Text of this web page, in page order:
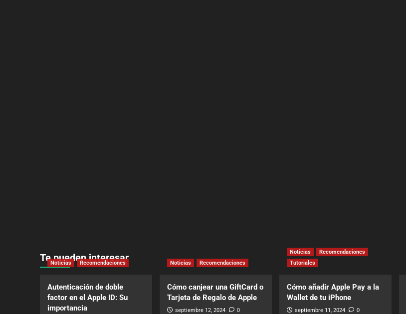
Te pueden interesar
Noticias Recomendaciones
Autenticación de doble
factor en el Apple ID: Su
importancia
Noticias Recomendaciones
Cómo canjear una GiftCard o
Tarjeta de Regalo de Apple
septiembre 12, 2024 0
Noticias
Recomendaciones
Tutoriales
Cómo añadir Apple Pay a la
Wallet de tu iPhone
septiembre 11, 2024 0